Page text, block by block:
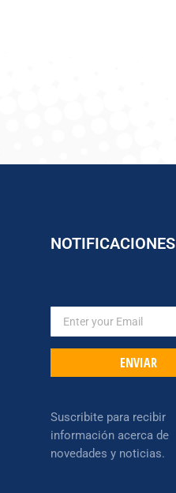
NOTIFICACIONES
ENVIAR
Suscribite para recibir
información acerca de
novedades y noticias.